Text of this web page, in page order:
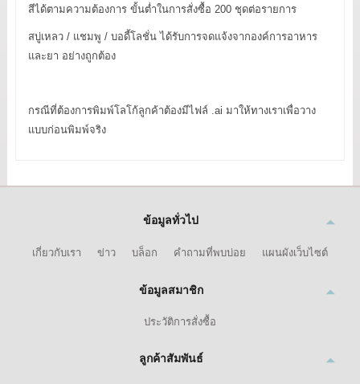
สีได้ตามความต้องการ ขั้นต่ำในการสั่งซื้อ 200 ชุดต่อรายการ
สบู่เหลว / แชมพู / บอดี้โลชั่น ได้รับการจดแจ้งจากองค์การอาหาร
และยา อย่างถูกต้อง
กรณีที่ต้องการพิมพ์โลโก้ลูกค้าต้องมีไฟล์ .ai มาให้ทางเราเพื่อวาง
แบบก่อนพิมพ์จริง
ข้อมูลทั่วไป
เกี่ยวกับเรา ข่าว บล็อก คำถามที่พบบ่อย แผนผังเว็บไซต์
ข้อมูลสมาชิก
ประวัติการสั่งซื้อ
ลูกค้าสัมพันธ์